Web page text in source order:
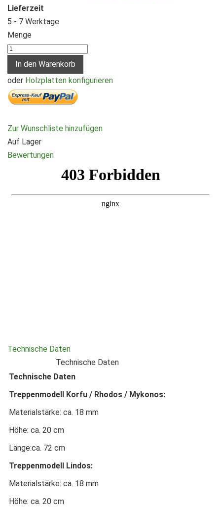
Lieferzeit
5 - 7 Werktage
Menge
In den Warenkorb
oder Holzplatten konfigurieren
Zur Wunschliste hinzufügen
Auf Lager
Bewertungen
Technische Daten
Technische Daten
Technische Daten
Treppenmodell Korfu / Rhodos / Mykonos:
Materialstärke: ca. 18 mm
Höhe: ca. 20 cm
Länge:ca. 72 cm
Treppenmodell Lindos:
Materialstärke: ca. 18 mm
Höhe: ca. 20 cm